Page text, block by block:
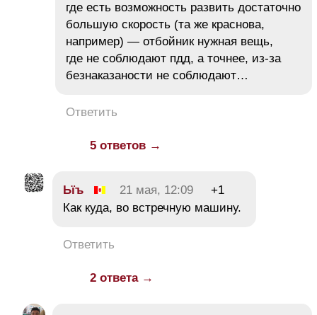
где есть возможность развить достаточно
большую скорость (та же краснова,
например) — отбойник нужная вещь,
где не соблюдают пдд, а точнее, из-за
безнаказаности не соблюдают…
Ответить
5 ответов →
Ьїъ 21 мая, 12:09
+1
Как куда, во встречную машину.
Ответить
2 ответа →